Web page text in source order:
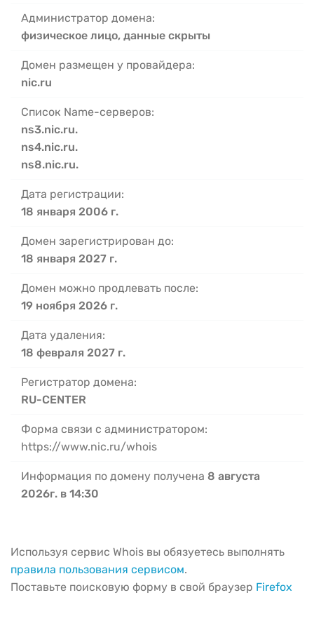
Администратор домена:
физическое лицо, данные скрыты
Домен размещен у провайдера:
nic.ru
Список Name-серверов:
ns3.nic.ru.
ns4.nic.ru.
ns8.nic.ru.
Дата регистрации:
18 января 2006 г.
Домен зарегистрирован до:
18 января 2027 г.
Домен можно продлевать после:
19 ноября 2026 г.
Дата удаления:
18 февраля 2027 г.
Регистратор домена:
RU-CENTER
Форма связи с администратором:
https://www.nic.ru/whois
Информация по домену получена 8 августа
2026г. в 14:30
Используя сервис Whois вы обязуетесь выполнять
правила пользования сервисом.
Поставьте поисковую форму в свой браузер Firefox